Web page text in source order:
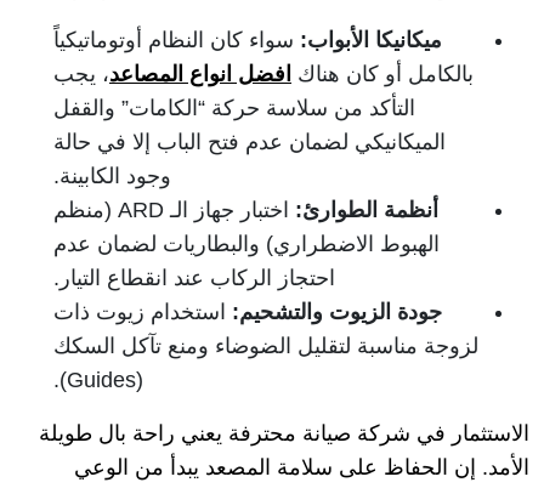
ميكانيكا الأبواب: سواء كان النظام أوتوماتيكياً
بالكامل أو كان هناك افضل انواع المصاعد، يجب
التأكد من سلاسة حركة “الكامات” والقفل
الميكانيكي لضمان عدم فتح الباب إلا في حالة
وجود الكابينة.
أنظمة الطوارئ:
اختبار جهاز الـ ARD (منظم
الهبوط الاضطراري) والبطاريات لضمان عدم
احتجاز الركاب عند انقطاع التيار.
جودة الزيوت والتشحيم: استخدام زيوت ذات
لزوجة مناسبة لتقليل الضوضاء ومنع تآكل السكك
(Guides).
الاستثمار في شركة صيانة محترفة يعني راحة بال طويلة
الأمد. إن الحفاظ على سلامة المصعد يبدأ من الوعي